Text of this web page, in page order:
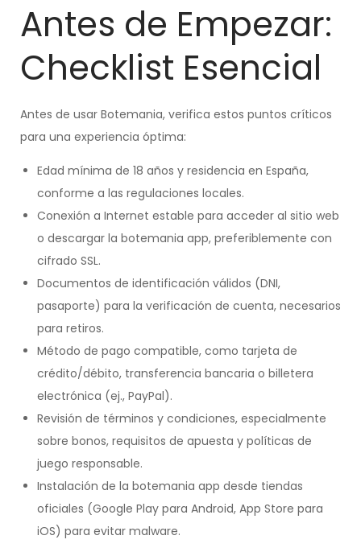
Antes de Empezar:
Checklist Esencial
Antes de usar Botemania, verifica estos puntos críticos
para una experiencia óptima:
Edad mínima de 18 años y residencia en España,
conforme a las regulaciones locales.
Conexión a Internet estable para acceder al sitio web
o descargar la botemania app, preferiblemente con
cifrado SSL.
Documentos de identificación válidos (DNI,
pasaporte) para la verificación de cuenta, necesarios
para retiros.
Método de pago compatible, como tarjeta de
crédito/débito, transferencia bancaria o billetera
electrónica (ej., PayPal).
Revisión de términos y condiciones, especialmente
sobre bonos, requisitos de apuesta y políticas de
juego responsable.
Instalación de la botemania app desde tiendas
oficiales (Google Play para Android, App Store para
iOS) para evitar malware.